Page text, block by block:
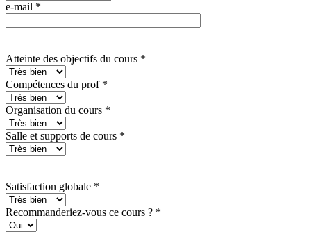
e-mail *
Atteinte des objectifs du cours *
Compétences du prof *
Organisation du cours *
Salle et supports de cours *
Satisfaction globale *
Recommanderiez-vous ce cours ? *